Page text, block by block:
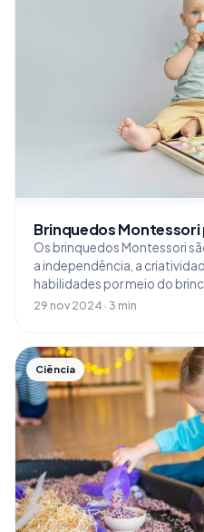
Brinquedos
Os brinquedos Montessori
a independência, a
habilidades por meio do
29 nov 2024 · 3 min
Ciência